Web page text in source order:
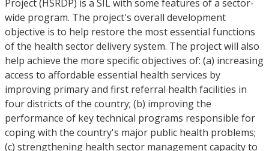
Project (HSRDP) is a SIL with some features of a sector-
wide program. The project's overall development
objective is to help restore the most essential functions
of the health sector delivery system. The project will also
help achieve the more specific objectives of: (a) increasing
access to affordable essential health services by
improving primary and first referral health facilities in
four districts of the country; (b) improving the
performance of key technical programs responsible for
coping with the country's major public health problems;
(c) strengthening health sector management capacity to